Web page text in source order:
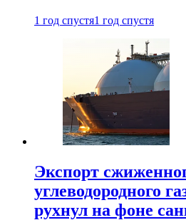
1 год спустя1 год спустя
Экспорт
углеводородного
рухнул на фоне